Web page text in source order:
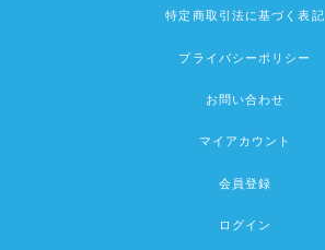
特定商取引法に基づく表記
プライバシーポリシー
お問い合わせ
マイアカウント
会員登録
ログイン